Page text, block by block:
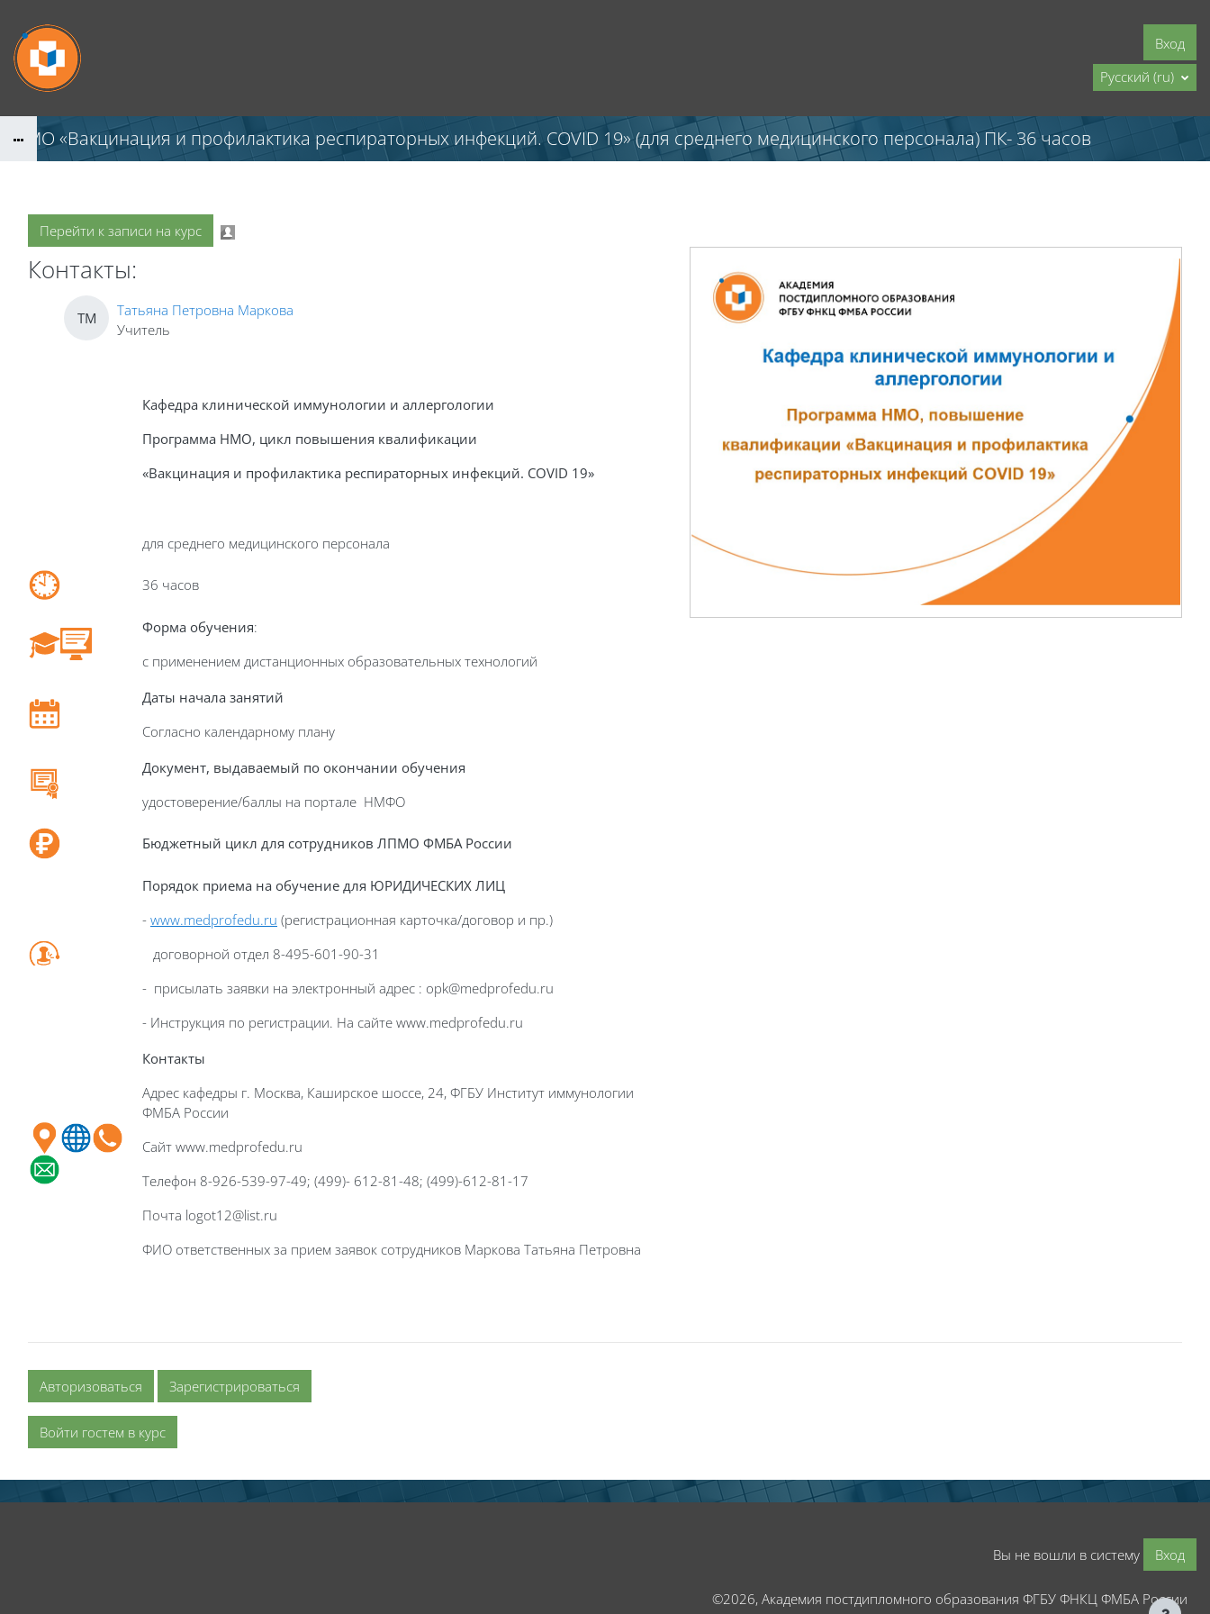
Вход
Русский ‎(ru)‎
НМО «Вакцинация и профилактика респираторных инфекций. COVID 19» (для среднего медицинского персонала) ПК- 36 часов
Перейти к записи на курс
Контакты:
ТМ
Татьяна Петровна Маркова
Учитель
Кафедра клинической иммунологии и аллергологии
Программа НМО, цикл повышения квалификации
«Вакцинация и профилактика респираторных инфекций. COVID 19»
для среднего медицинского персонала
36 часов
Форма обучения:
с применением дистанционных образовательных технологий
Даты начала занятий
Согласно календарному плану
Документ, выдаваемый по окончании обучения
удостоверение/баллы на портале НМФО
Бюджетный цикл для сотрудников ЛПМО ФМБА России
Порядок приема на обучение для ЮРИДИЧЕСКИХ ЛИЦ
- www.medprofedu.ru (регистрационная карточка/договор и пр.)
договорной отдел 8-495-601-90-31
- присылать заявки на электронный адрес : opk@medprofedu.ru
- Инструкция по регистрации. На сайте www.medprofedu.ru
Контакты
Адрес кафедры г. Москва, Каширское шоссе, 24, ФГБУ Институт иммунологии
ФМБА России
Сайт www.medprofedu.ru
Телефон 8-926-539-97-49; (499)- 612-81-48; (499)-612-81-17
Почта logot12@list.ru
ФИО ответственных за прием заявок сотрудников Маркова Татьяна Петровна
Авторизоваться Зарегистрироваться
Войти гостем в курс
Вы не вошли в систему Вход
©2026, Академия постдипломного образования ФГБУ ФНКЦ ФМБА России